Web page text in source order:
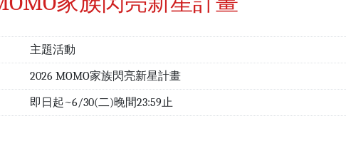
主題活動
2026 MOMO家族閃亮新星計畫
即日起~6/30(二)晚間23:59止